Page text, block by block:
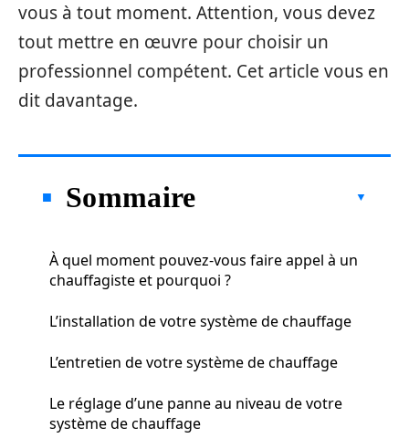
vous à tout moment. Attention, vous devez
tout mettre en œuvre pour choisir un
professionnel compétent. Cet article vous en
dit davantage.
Sommaire
À quel moment pouvez-vous faire appel à un
chauffagiste et pourquoi ?
L’installation de votre système de chauffage
L’entretien de votre système de chauffage
Le réglage d’une panne au niveau de votre
système de chauffage